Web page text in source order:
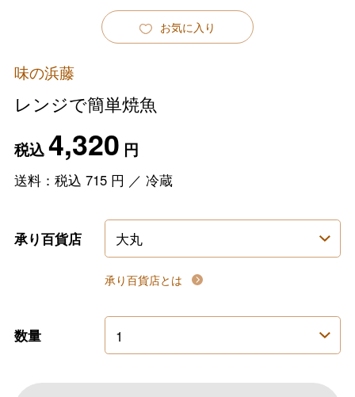
お気に入り
味の浜藤
レンジで簡単焼魚
税込4,320 円
送料：税込 715円 ／ 冷蔵
承り百貨店
承り百貨店とは
数量